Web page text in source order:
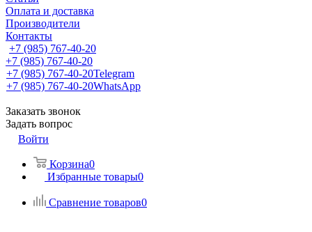
Оплата и доставка
Производители
Контакты
+7 (985) 767-40-20
+7 (985) 767-40-20
+7 (985) 767-40-20Telegram
+7 (985) 767-40-20WhatsApp
Заказать звонок
Задать вопрос
Войти
Корзина0
Избранные товары0
Сравнение товаров0